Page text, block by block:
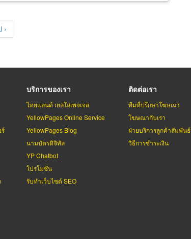
›
บริการของเรา
ไทยแลนด์ เยลโล่เพจเจส
YellowPages Online Service
YellowPages Blog
นามบัตรดิจิทัล
YP Chatbot
โปรโมชั่น
รับทำเว็บไซต์ SEO
ติดต่อเรา
ทีมที่ปรึกษาโฆษณา
โฆษณากับเรา
ฝ่ายบริการลูกค้าสัมพันธ์
วิธีการชำระเงิน